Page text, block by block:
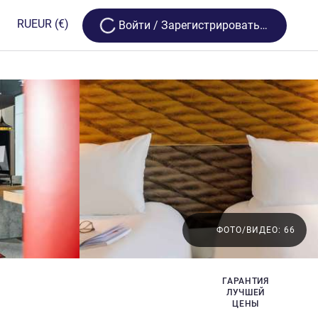
RUEUR (€) Loading...
Bойти / Зарегистрироваться
ГАРАНТИЯ
ЛУЧШЕЙ
ЦЕНЫ
ФОТО/ВИДЕО: 66